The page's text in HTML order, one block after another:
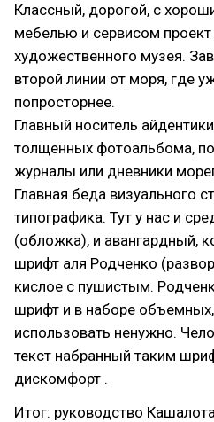
Классный, дорогой, с
мебелью и сервисом
художественного музея.
второй линии от моря, где
попросторнее.
Главный носитель
толщенных фотоальбома,
журналы или дневники
Главная беда визуального
типографика. Тут у нас и
(обложка), и авангардный,
шрифт аля Родченко
кислое с пушистым.
шрифт и в наборе
использовать ненужно.
текст набранный таким
дискомфорт .
Итог: руководство